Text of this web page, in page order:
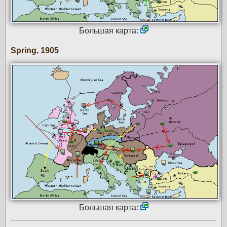
Большая карта:
Spring, 1905
Большая карта: